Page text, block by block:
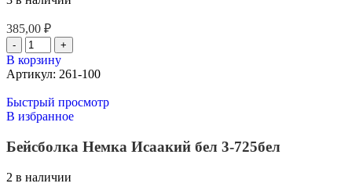
385,00 ₽
В корзину
Артикул: 261-100
Быстрый просмотр
В избранное
Бейсболка Немка Исаакий бел 3-725бел
2 в наличии